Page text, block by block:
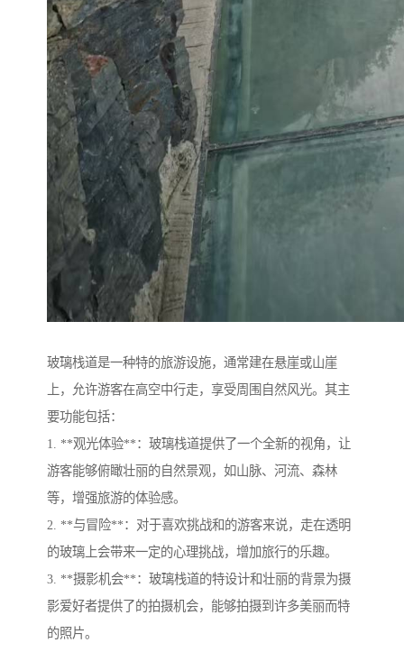
玻璃栈道是一种特的旅游设施，通常建在悬崖或山崖
上，允许游客在高空中行走，享受周围自然风光。其主
要功能包括：
1. **观光体验**：玻璃栈道提供了一个全新的视角，让
游客能够俯瞰壮丽的自然景观，如山脉、河流、森林
等，增强旅游的体验感。
2. **与冒险**：对于喜欢挑战和的游客来说，走在透明
的玻璃上会带来一定的心理挑战，增加旅行的乐趣。
3. **摄影机会**：玻璃栈道的特设计和壮丽的背景为摄
影爱好者提供了的拍摄机会，能够拍摄到许多美丽而特
的照片。